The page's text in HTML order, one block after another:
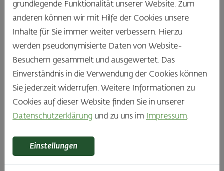
Butterbrot - Die
Zeitschrift für
Brotgenießer Nr.
4
grundlegende Funktionalität unserer Website. Zum
anderen können wir mit Hilfe der Cookies unsere
Inhalte für Sie immer weiter verbessern. Hierzu
werden pseudonymisierte Daten von Website-
Besuchern gesammelt und ausgewertet. Das
Einverständnis in die Verwendung der Cookies können
Sie jederzeit widerrufen. Weitere Informationen zu
Cookies auf dieser Website finden Sie in unserer
Datenschutzerklärung und zu uns im Impressum.
Einstellungen